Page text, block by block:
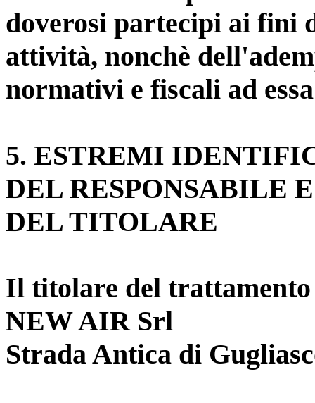
doverosi partecipi ai fini
attività, nonchè
normativi e fiscali ad
5. ESTREMI
DEL RESPONSABILE
DEL TITOLARE
Il titolare del trattamento
NEW AIR Srl
Strada Antica di